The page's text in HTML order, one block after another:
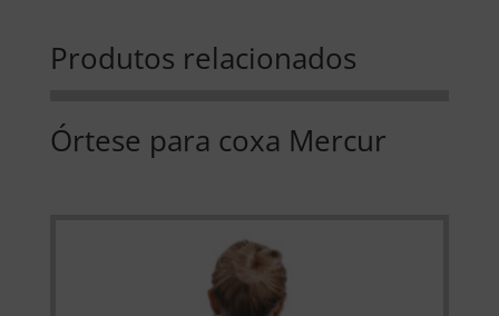
Produtos relacionados
Órtese para coxa Mercur